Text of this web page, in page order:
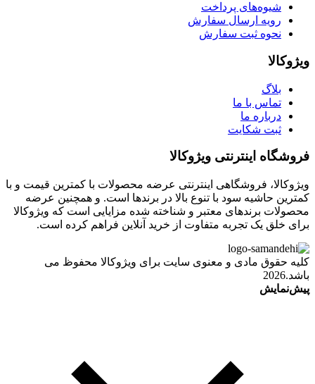
شیوه‌های پرداخت
رویه ارسال سفارش
نحوه ثبت سفارش
ویژوکالا
بلاگ
تماس با ما
درباره ما
ثبت شکایت
فروشگاه اینترنتی ویژوکالا
ویژوکالا، فروشگاهی اینترنتی عرضه محصولات با کمترین قیمت و با
کمترین حاشیه سود با تنوع بالا در برندها است. و همچنین عرضه
محصولات برندهای معتبر و شناخته شده مزایایی است که ویژوکالا
برای خلق یک تجربه متفاوت از خرید آنلاین فراهم کرده است.
کلیه حقوق مادی و معنوی سایت برای ویژوکالا محفوظ می
باشد.2026
پیش‌نمایش